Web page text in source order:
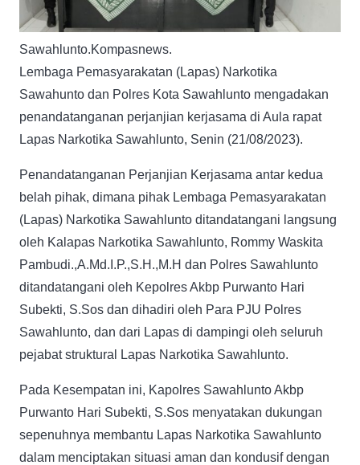
Sawahlunto.Kompasnews.
Lembaga Pemasyarakatan (Lapas) Narkotika
Sawahunto dan Polres Kota Sawahlunto mengadakan
penandatanganan perjanjian kerjasama di Aula rapat
Lapas Narkotika Sawahlunto, Senin (21/08/2023).
Penandatanganan Perjanjian Kerjasama antar kedua
belah pihak, dimana pihak Lembaga Pemasyarakatan
(Lapas) Narkotika Sawahlunto ditandatangani langsung
oleh Kalapas Narkotika Sawahlunto, Rommy Waskita
Pambudi.,A.Md.I.P.,S.H.,M.H dan Polres Sawahlunto
ditandatangani oleh Kepolres Akbp Purwanto Hari
Subekti, S.Sos dan dihadiri oleh Para PJU Polres
Sawahlunto, dan dari Lapas di dampingi oleh seluruh
pejabat struktural Lapas Narkotika Sawahlunto.
Pada Kesempatan ini, Kapolres Sawahlunto Akbp
Purwanto Hari Subekti, S.Sos menyatakan dukungan
sepenuhnya membantu Lapas Narkotika Sawahlunto
dalam menciptakan situasi aman dan kondusif dengan